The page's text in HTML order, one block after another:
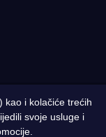
| Designed by
kao i kolačiće trećih
svoje usluge i